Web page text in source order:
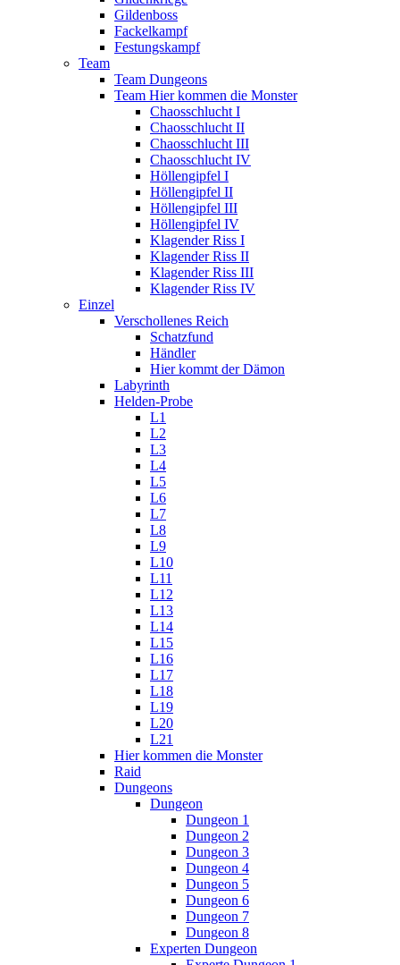
Gildenboss
Fackelkampf
Festungskampf
Team
Team Dungeons
Team Hier kommen die Monster
Chaosschlucht I
Chaosschlucht II
Chaosschlucht III
Chaosschlucht IV
Höllengipfel I
Höllengipfel II
Höllengipfel III
Höllengipfel IV
Klagender Riss I
Klagender Riss II
Klagender Riss III
Klagender Riss IV
Einzel
Verschollenes Reich
Schatzfund
Händler
Hier kommt der Dämon
Labyrinth
Helden-Probe
L1
L2
L3
L4
L5
L6
L7
L8
L9
L10
L11
L12
L13
L14
L15
L16
L17
L18
L19
L20
L21
Hier kommen die Monster
Raid
Dungeons
Dungeon
Dungeon 1
Dungeon 2
Dungeon 3
Dungeon 4
Dungeon 5
Dungeon 6
Dungeon 7
Dungeon 8
Experten Dungeon